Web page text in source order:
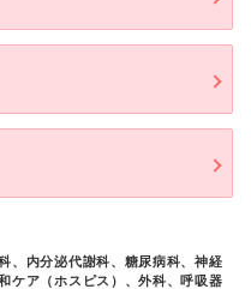
、内分泌代謝科、糖尿病科、神経
ケア（ホスピス）、外科、呼吸器